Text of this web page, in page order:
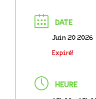
DATE
Juin 20 2026
Expiré!
HEURE